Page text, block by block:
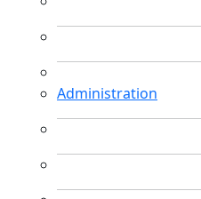
Administration